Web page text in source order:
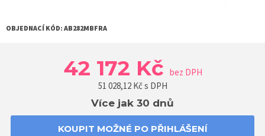
OBJEDNACÍ KÓD: AB282MBFRA
42 172 Kč bez DPH
51 028,12Kč s DPH
Více jak 30 dnů
KOUPIT MOŽNÉ PO PŘIHLÁŠENÍ